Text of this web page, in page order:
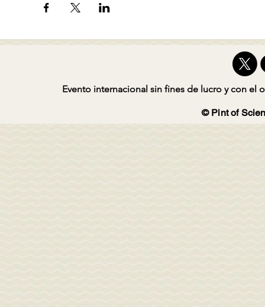
Evento internacional sin fines de lucro y con el
© Pint of